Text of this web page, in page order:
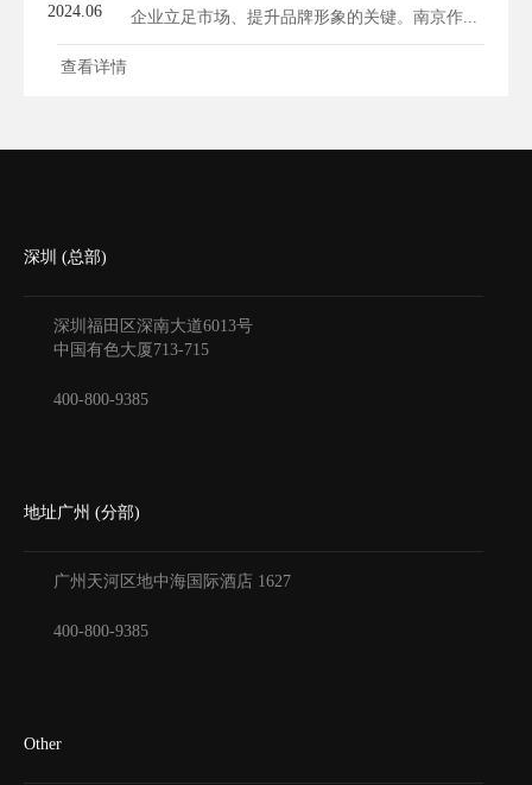
2024.06
企业立足市场、提升品牌形象的关键。南京作...
查看详情
深圳 (总部)
深圳福田区深南大道6013号
中国有色大厦 713-715
400-800-9385
地址广州 (分部)
广州天河区地中海国际酒店 1627
400-800-9385
Other